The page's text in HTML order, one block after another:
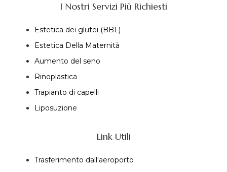
I Nostri Servizi Più Richiesti
Estetica dei glutei (BBL)
Estetica Della Maternità
Aumento del seno
Rinoplastica
Trapianto di capelli
Liposuzione
Link Utili
Trasferimento dall'aeroporto